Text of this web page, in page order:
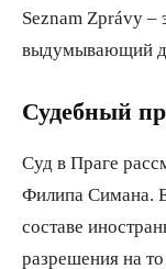
Seznam Zprávy –
выдумывающий
Судебный
Суд в Праге
Филипа Симана.
составе
разрешения на